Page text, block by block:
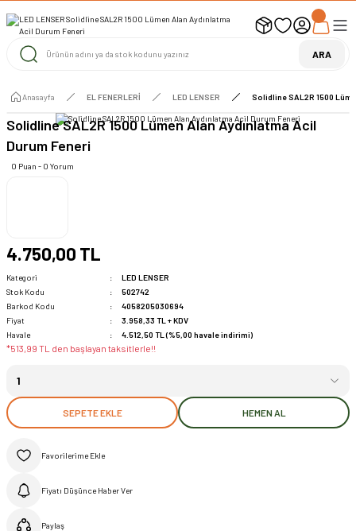
UYARI ! KARGOLAR 13 TEMMUZ 2026 YAPILACAK
1000 TL ve Üzeri Ücretsiz Kargo
ARA
Anasayfa EL FENERLERİ LED LENSER Solidline SAL2R 1500
Solidline SAL2R 1500 Lümen Alan Aydınlatma Acil
Durum Feneri
0 Puan - 0 Yorum
4.750,00 TL
Kategori
LED LENSER
Stok Kodu
502742
Barkod Kodu
4058205030694
Fiyat
3.958,33 TL + KDV
Havale
4.512,50 TL (%5,00 havale indirimi)
*513,99 TL den başlayan taksitlerle!!
SEPETE EKLE HEMEN AL
Fiyatı Düşünce Haber Ver
Paylaş